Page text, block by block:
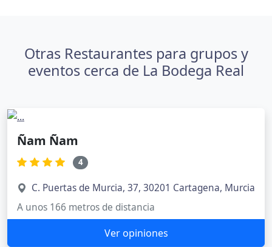
Otras Restaurantes para grupos y
eventos cerca de La Bodega Real
Ñam Ñam
4
C. Puertas de Murcia, 37, 30201 Cartagena, Murcia
A unos 166 metros de distancia
Ver opiniones